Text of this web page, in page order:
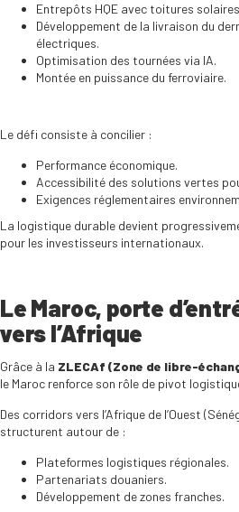
Entrepôts HQE avec toitures
Développement de la livraison du
électriques.
Optimisation des tournées via IA.
Montée en puissance du ferroviaire.
Le défi consiste à concilier :
Performance économique.
Accessibilité des solutions vertes
Exigences réglementaires
La logistique durable devient
pour les investisseurs internationaux.
Le Maroc, porte
vers l’Afrique
Grâce à la ZLECAf (Zone de libre-
le Maroc renforce son rôle de pivot
Des corridors vers l’Afrique de l’Ouest
structurent autour de :
Plateformes logistiques régionales.
Partenariats douaniers.
Développement de zones franches.